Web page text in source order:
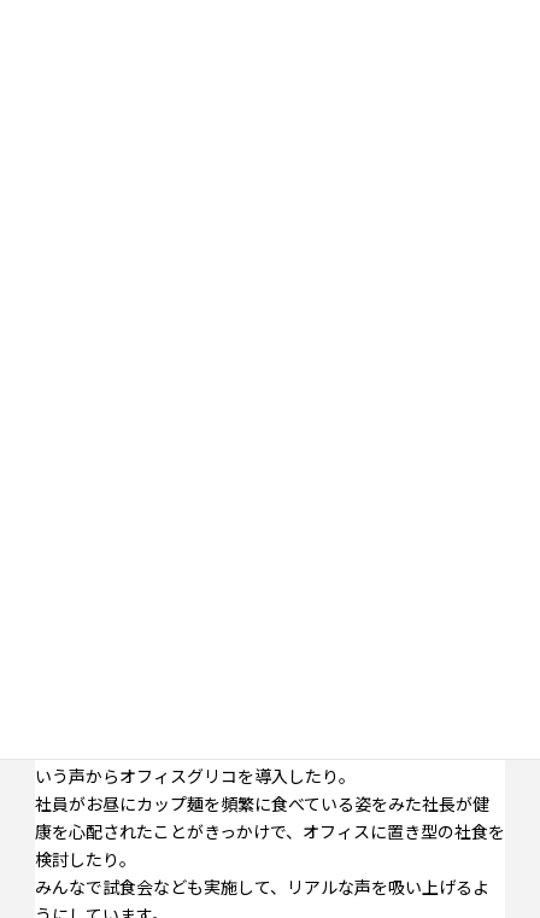
いう声からオフィスグリコを導入したり。
社員がお昼にカップ麺を頻繁に食べている姿をみた社長が健
康を心配されたことがきっかけで、オフィスに置き型の社食を
検討したり。
みんなで試食会なども実施して、リアルな声を吸い上げるよ